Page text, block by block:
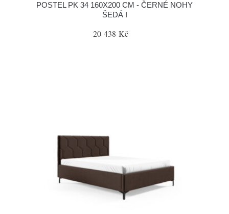
POSTEL PK 34 160X200 CM - ČERNÉ NOHY
ŠEDÁ I
20 438 Kč